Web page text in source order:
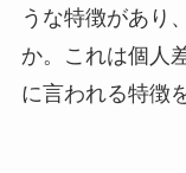
うな特徴があり
か。これは個人
に言われる特徴